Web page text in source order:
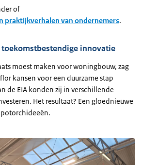
of
praktijkverhalen van ondernemers.
innovatie
moest maken voor woningbouw, zag
kansen voor een duurzame stap
de EIA konden zij in verschillende
Het resultaat? Een gloednieuwe
potorchideeën.